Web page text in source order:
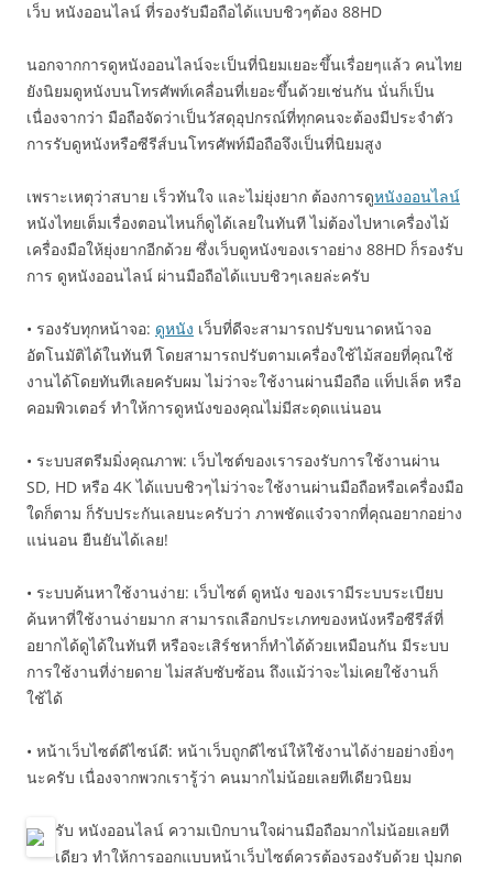
เว็บ หนังออนไลน์ ที่รองรับมือถือได้แบบชิวๆต้อง 88HD
นอกจากการดูหนังออนไลน์จะเป็นที่นิยมเยอะขึ้นเรื่อยๆแล้ว คนไทย
ยังนิยมดูหนังบนโทรศัพท์เคลื่อนที่เยอะขึ้นด้วยเช่นกัน นั่นก็เป็น
เนื่องจากว่า มือถือจัดว่าเป็นวัสดุอุปกรณ์ที่ทุกคนจะต้องมีประจำตัว
การรับดูหนังหรือซีรีส์บนโทรศัพท์มือถือจึงเป็นที่นิยมสูง
เพราะเหตุว่าสบาย เร็วทันใจ และไม่ยุ่งยาก ต้องการดูหนังออนไลน์
หนังไทยเต็มเรื่องตอนไหนก็ดูได้เลยในทันที ไม่ต้องไปหาเครื่องไม้
เครื่องมือให้ยุ่งยากอีกด้วย ซึ่งเว็บดูหนังของเราอย่าง 88HD ก็รองรับ
การ ดูหนังออนไลน์ ผ่านมือถือได้แบบชิวๆเลยล่ะครับ
• รองรับทุกหน้าจอ: ดูหนัง เว็บที่ดีจะสามารถปรับขนาดหน้าจอ
อัตโนมัติได้ในทันที โดยสามารถปรับตามเครื่องใช้ไม้สอยที่คุณใช้
งานได้โดยทันทีเลยครับผม ไม่ว่าจะใช้งานผ่านมือถือ แท็ปเล็ต หรือ
คอมพิวเตอร์ ทำให้การดูหนังของคุณไม่มีสะดุดแน่นอน
• ระบบสตรีมมิ่งคุณภาพ: เว็บไซต์ของเรารองรับการใช้งานผ่าน
SD, HD หรือ 4K ได้แบบชิวๆไม่ว่าจะใช้งานผ่านมือถือหรือเครื่องมือ
ใดก็ตาม ก็รับประกันเลยนะครับว่า ภาพชัดแจ๋วจากที่คุณอยากอย่าง
แน่นอน ยืนยันได้เลย!
• ระบบค้นหาใช้งานง่าย: เว็บไซต์ ดูหนัง ของเรามีระบบระเบียบ
ค้นหาที่ใช้งานง่ายมาก สามารถเลือกประเภทของหนังหรือซีรีส์ที่
อยากได้ดูได้ในทันที หรือจะเสิร์ชหาก็ทำได้ด้วยเหมือนกัน มีระบบ
การใช้งานที่ง่ายดาย ไม่สลับซับซ้อน ถึงแม้ว่าจะไม่เคยใช้งานก็
ใช้ได้
• หน้าเว็บไซต์ดีไซน์ดี: หน้าเว็บถูกดีไซน์ให้ใช้งานได้ง่ายอย่างยิ่งๆ
นะครับ เนื่องจากพวกเรารู้ว่า คนมากไม่น้อยเลยทีเดียวนิยม
รับ หนังออนไลน์ ความเบิกบานใจผ่านมือถือมากไม่น้อยเลยที
เดียว ทำให้การออกแบบหน้าเว็บไซต์ควรต้องรองรับด้วย ปุ่มกด